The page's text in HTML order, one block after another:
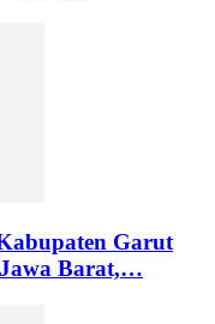
Garut
Barat,…